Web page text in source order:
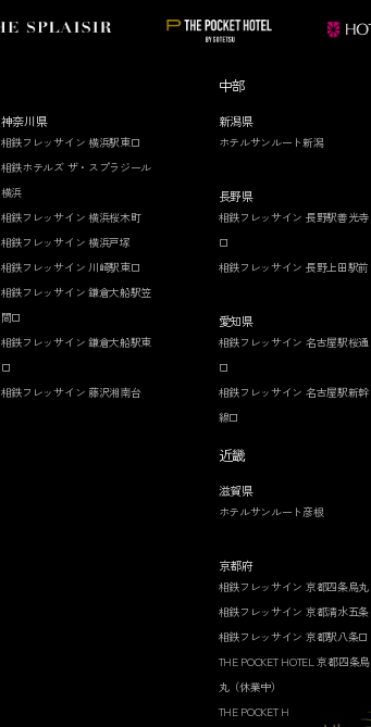
神奈川県
相鉄フレッサイン 横浜駅東口
相鉄ホテルズ ザ・スプラジール
横浜
相鉄フレッサイン 横浜桜木町
相鉄フレッサイン 横浜戸塚
相鉄フレッサイン 川崎駅東口
相鉄フレッサイン 鎌倉大船駅笠
間口
相鉄フレッサイン 鎌倉大船駅東
口
相鉄フレッサイン 藤沢湘南台
中部
新潟県
ホテルサンルート新潟
長野県
相鉄フレッサイン 長野駅善光寺
口
相鉄フレッサイン 長野上田駅前
愛知県
相鉄フレッサイン 名古屋駅桜通
口
相鉄フレッサイン 名古屋駅新幹
線口
近畿
滋賀県
ホテルサンルート彦根
京都府
相鉄フレッサイン 京都四条烏丸
相鉄フレッサイン 京都清水五条
相鉄フレッサイン 京都駅八条口
THE POCKET HOTEL 京都四条烏
丸（休業中）
THE POCKET HOTEL 京都烏丸五